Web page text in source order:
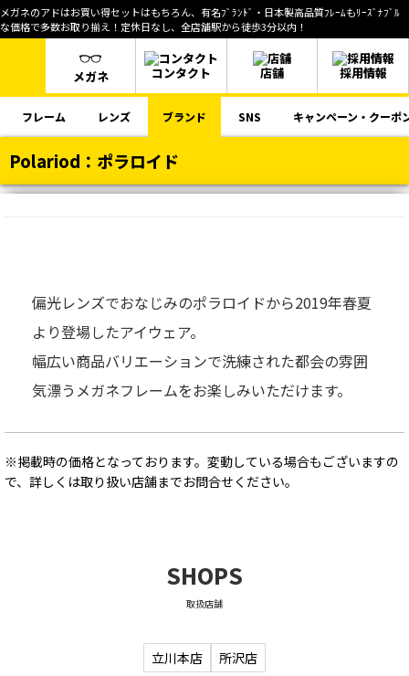
メガネのアドはお買い得セットはもちろん、有名ﾌﾞﾗﾝﾄﾞ・日本製高品質ﾌﾚｰﾑもﾘｰｽﾞﾅﾌﾞﾙ
な価格で多数お取り揃え！定休日なし、全店舗駅から徒歩3分以内！
メガネ コンタクト 店舗 採用情報
フレーム レンズ ブランド SNS キャンペーン・クーポ
Polariod：ポラロイド
偏光レンズでおなじみのポラロイドから2019年春夏
より登場したアイウェア。
幅広い商品バリエーションで洗練された都会の雰囲
気漂うメガネフレームをお楽しみいただけます。
※掲載時の価格となっております。変動している場合もございますの
で、詳しくは取り扱い店舗までお問合せください。
SHOPS
取扱店舗
立川本店 所沢店